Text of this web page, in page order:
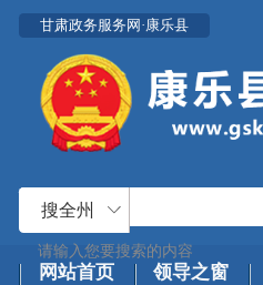
甘肃政务服务网·康乐县
搜全州
网站首页 领导之窗